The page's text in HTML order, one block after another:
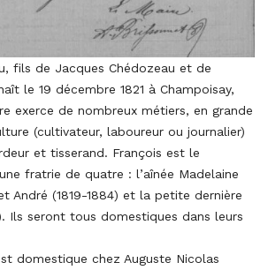
fils de Jacques Chédozeau et de
le 19 décembre 1821 à Champoisay,
exerce de nombreux métiers, en grande
(cultivateur, laboureur ou journalier)
et tisserand. François est le
fratrie de quatre : l’aînée Madelaine
André (1819-1884) et la petite dernière
Ils seront tous domestiques dans leurs
domestique chez Auguste Nicolas